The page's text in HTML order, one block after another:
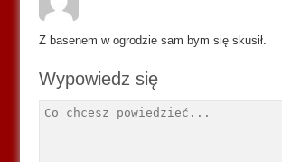
Z basenem w ogrodzie sam bym się skusił.
Wypowiedz się